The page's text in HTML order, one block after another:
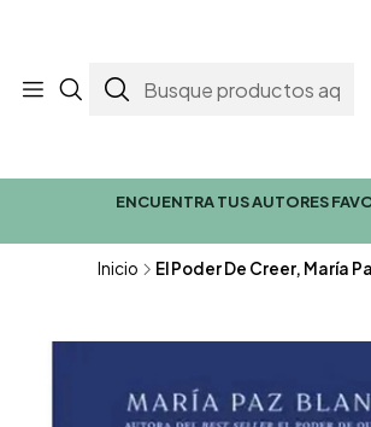
ENCUENTRA TUS AUTORES
Inicio El Poder De Creer, María